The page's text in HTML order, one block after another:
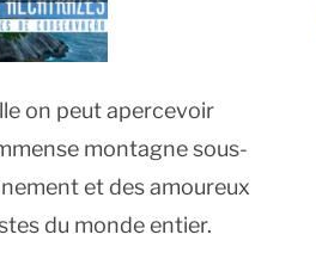
on peut apercevoir
montagne sous-
et des amoureux
du monde entier.